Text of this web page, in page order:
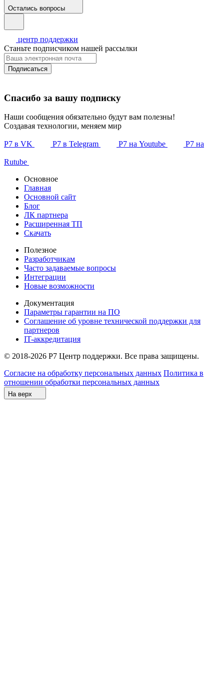
Остались вопросы
центр поддержки
Станьте подписчиком нашей рассылки
Подписаться
Спасибо за вашу подписку
Наши сообщения обязательно будут вам полезны!
Создавая технологии, меняем мир
Р7 в VK Р7 в Telegram Р7 на Youtube Р7 на
Rutube
Основное
Главная
Основной сайт
Блог
ЛК партнера
Расширенная ТП
Скачать
Полезное
Разработчикам
Часто задаваемые вопросы
Интеграции
Новые возможности
Документация
Параметры гарантии на ПО
Соглашение об уровне технической поддержки для
партнеров
IT-аккредитация
© 2018-2026 Р7 Центр поддержки. Все права защищены.
Согласие на обработку персональных данных Политика в
отношении обработки персональных данных
На верх